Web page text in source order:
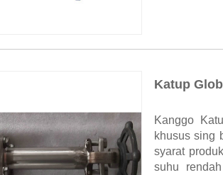
Katup
Kanggo
khusus sing
syarat
suhu